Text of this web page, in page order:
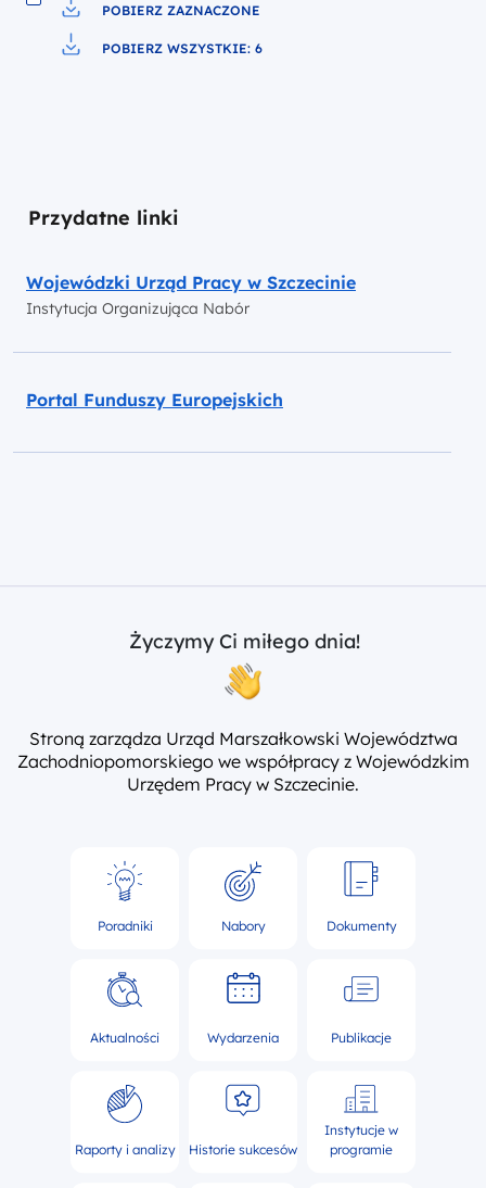
Pobierz do pliku
POBIERZ ZAZNACZONE
POBIERZ WSZYSTKIE: 6
Przydatne linki
Wojewódzki Urząd Pracy w Szczecinie
Instytucja Organizująca Nabór
Portal Funduszy Europejskich
Życzymy Ci miłego dnia!
Stroną zarządza Urząd Marszałkowski Województwa
Zachodniopomorskiego we współpracy z Wojewódzkim
Urzędem Pracy w Szczecinie.
Poradniki Nabory Dokumenty
Aktualności Wydarzenia Publikacje
Raporty i analizy Historie sukcesów
Instytucje w
programie